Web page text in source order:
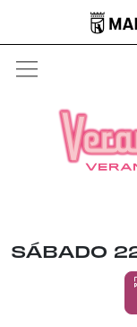
SÁBADO